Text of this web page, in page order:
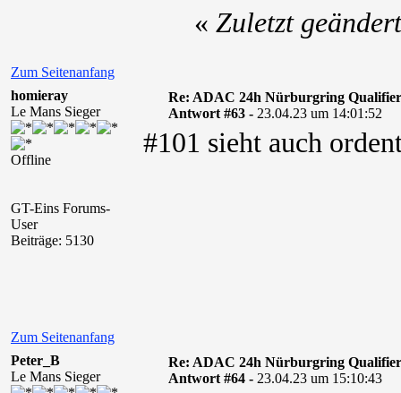
Zum Seitenanfang
« Zuletzt
homieray
Le Mans Sieger
Offline
GT-Eins Forums-
User
Beiträge: 5130
Re: ADAC 24h Nürburgring
Antwort #63 - 23.04.23 um 14:01:52
#101 sieht auch
Zum Seitenanfang
Peter_B
Le Mans Sieger
Re: ADAC 24h Nürburgring
Antwort #64 - 23.04.23 um 15:10:43